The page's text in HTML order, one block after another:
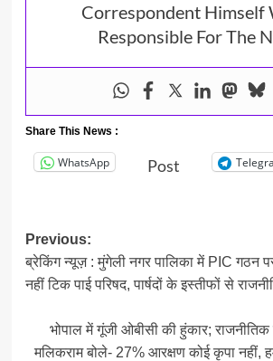
Correspondent Himself
Responsible For The
Share This News :
WhatsApp Post
Post
navigation
Previous:
ब्रेकिंग न्यूज़ : मुंगेली नगर पालिका में PIC गठन
नहीं टिक पाई परिषद, पार्षदों के इस्तीफों से
भोपाल में गूंजी ओबीसी की हुंकार;
मलिकराम बोले- 27% आरक्षण कोई कृपा नहीं,